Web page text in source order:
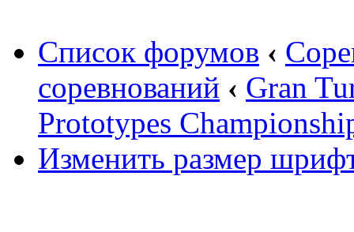
Список форумов ‹
соревнований ‹ Gran
Prototypes
Изменить размер